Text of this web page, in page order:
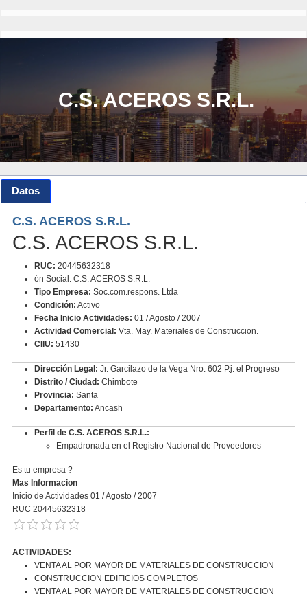
C.S. ACEROS S.R.L.
Datos
C.S. ACEROS S.R.L.
C.S. ACEROS S.R.L.
RUC: 20445632318
ón Social: C.S. ACEROS S.R.L.
Tipo Empresa: Soc.com.respons. Ltda
Condición: Activo
Fecha Inicio Actividades: 01 / Agosto / 2007
Actividad Comercial: Vta. May. Materiales de Construccion.
CIIU: 51430
Dirección Legal: Jr. Garcilazo de la Vega Nro. 602 P.j. el Progreso
Distrito / Ciudad: Chimbote
Provincia: Santa
Departamento: Ancash
Perfil de C.S. ACEROS S.R.L.:
Empadronada en el Registro Nacional de Proveedores
Es tu empresa ?
Mas Informacion
Inicio de Actividades 01 / Agosto / 2007
RUC 20445632318
ACTIVIDADES:
VENTA AL POR MAYOR DE MATERIALES DE CONSTRUCCION
CONSTRUCCION EDIFICIOS COMPLETOS
VENTA AL POR MAYOR DE MATERIALES DE CONSTRUCCION